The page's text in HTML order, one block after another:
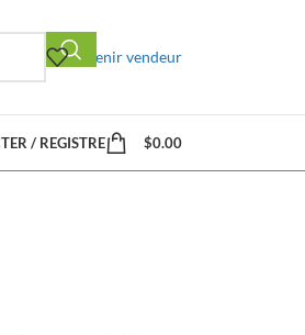
Devenir vendeur
/ REGISTRE $0.00